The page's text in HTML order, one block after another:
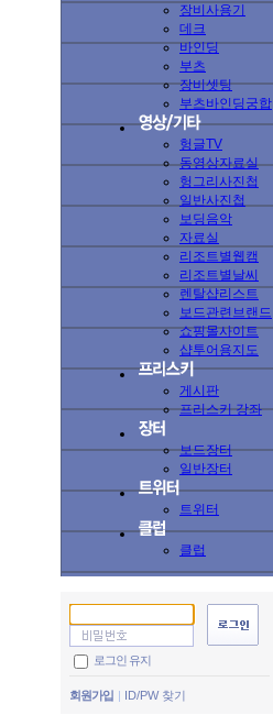
장비사용기
데크
바인딩
부츠
장비셋팅
부츠바인딩궁합
헝글TV
동영상자료실
헝그리사진첩
일반사진첩
보딩음악
자료실
리조트별웹캠
리조트별날씨
렌탈샵리스트
보드관련브랜드
쇼핑몰사이트
샵투어용지도
게시판
프리스키 강좌
보드장터
일반장터
트위터
클럽
로그인 유지
회원가입 ID/PW 찾기